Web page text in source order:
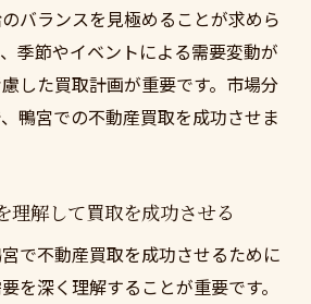
バランスを見極めることが求めら
季節やイベントによる需要変動が
した買取計画が重要です。市場分
鴨宮での不動産買取を成功させま
理解して買取を成功させる
で不動産買取を成功させるために
を深く理解することが重要です。